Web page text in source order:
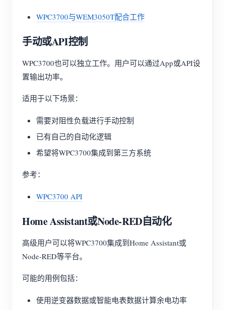
WPC3700与WEM3050T配合工作
手动或API控制
WPC3700也可以独立工作。用户可以通过App或API设
置输出功率。
适用于以下场景：
需要对阻性负载进行手动控制
已有自己的自动化逻辑
希望将WPC3700集成到第三方系统
参考：
WPC3700 API
Home Assistant或Node-RED自动化
高级用户可以将WPC3700集成到Home Assistant或
Node-RED等平台。
可能的用例包括：
使用逆变器数据或智能电表数据计算余电功率